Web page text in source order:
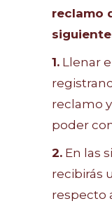
reclamo
1. Llenar
reclamo
poder
2. En las
recibirás
respecto